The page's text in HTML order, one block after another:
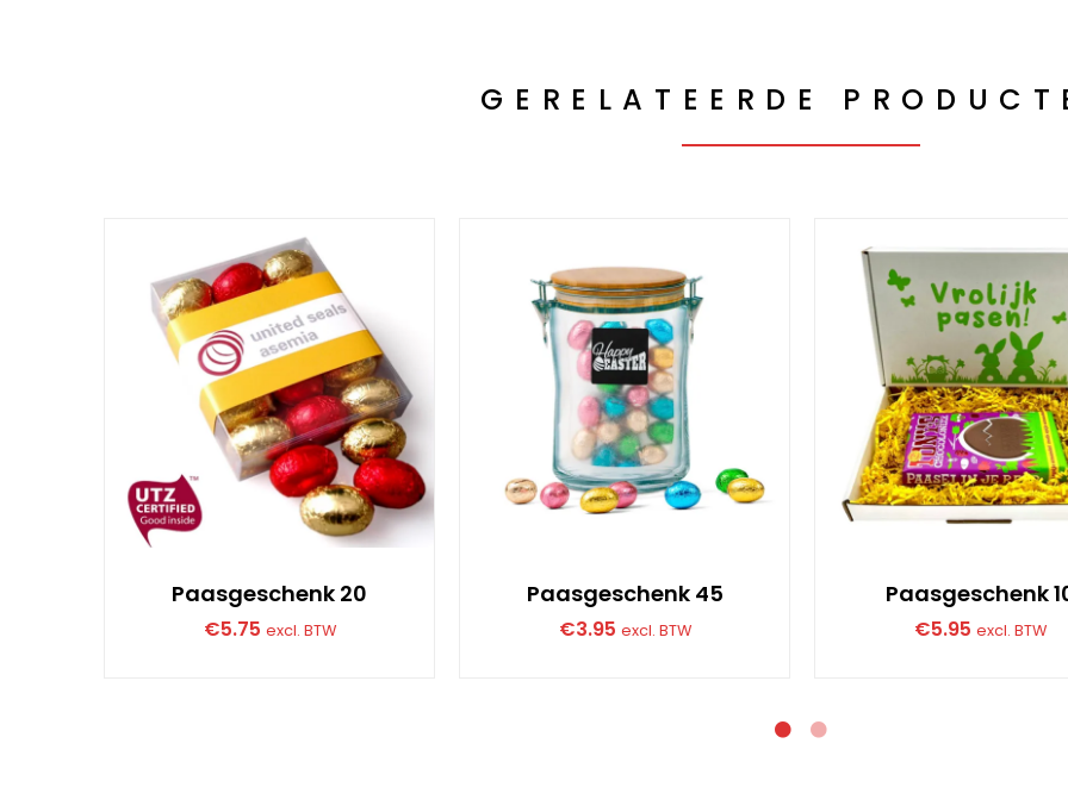
GERELATEERDE
Paasgeschenk 20
€5.75 excl. BTW
Paasgeschenk 45
€3.95 excl. BTW
Paasgeschenk
€5.95 excl. BTW